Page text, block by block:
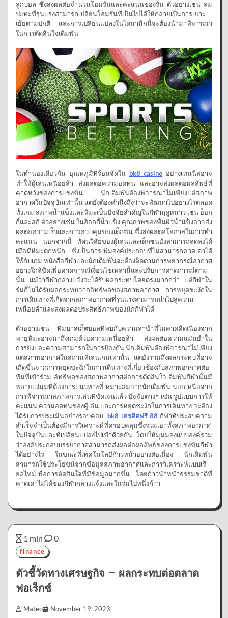
ลูกบอล ซึ่งส่งผลต่อจำนวนโฮมรันและคะแนนของรัน ตัวอย่างเช่น ลม
ปะทะที่รุนแรงสามารถเปลี่ยนโฮมรันที่เป็นไปได้ให้กลายเป็นการเยาะ
เย้ยตามปกติ และการเปลี่ยนแปลงในไดนามิกนี้จะต้องนำมาพิจารณา
ในการตัดสินใจเดิมพัน
ในทำนองเดียวกัน อุณหภูมิที่ร้อนจัดใน bk8 casino อย่างเทนนิสอาจ
ทำให้ผู้เล่นเหนื่อยล้า ส่งผลต่อความอดทน และอาจส่งผลต่อผลลัพธ์ที่
คาดหวังของการแข่งขัน นักเดิมพันต้องพิจารณาไม่เพียงแต่สภาพ
อากาศในปัจจุบันเท่านั้น แต่ยังต้องคำนึงถึงว่าจะพัฒนาไปอย่างไรตลอด
ทั้งเกม สภาพน้ำแข็งและหิมะเป็นปัจจัยสำคัญในกีฬาฤดูหนาว เช่น ฮ็อก
กี้และสกี ตัวอย่างเช่น ในฮ็อกกี้น้ำแข็ง คุณภาพของพื้นผิวน้ำแข็งอาจส่ง
ผลต่อความเร็วและการควบคุมของเด็กซน ซึ่งส่งผลต่อโอกาสในการทำ
คะแนน นอกจากนี้ ทัศนวิสัยของผู้เล่นและเด็กซนยังสามารถลดลงได้
เมื่อมีหิมะตกหนัก ซึ่งเป็นการเพิ่มองค์ประกอบที่ไม่สามารถคาดเดาได้
ให้กับเกม หนังสือกีฬาและนักเดิมพันจะต้องติดตามการพยากรณ์อากาศ
อย่างใกล้ชิดเพื่อคาดการณ์เงื่อนไขเหล่านี้และปรับการคาดการณ์ตาม
นั้น แม้ว่ากีฬากลางแจ้งจะได้รับผลกระทบโดยตรงมากกว่า แต่กีฬาใน
ร่มก็ไม่ได้รับผลกระทบจากอิทธิพลของสภาพอากาศ การหยุดชะงักใน
การเดินทางที่เกิดจากสภาพอากาศที่รุนแรงสามารถนำไปสู่ความ
เหนื่อยล้าและส่งผลต่อประสิทธิภาพของนักกีฬาได้
ตัวอย่างเช่น ทีมบาสเก็ตบอลที่พบกับความล่าช้าที่ไม่คาดคิดเนื่องจาก
พายุหิมะอาจมาถึงเกมด้วยความเหนื่อยล้า ส่งผลต่อความแม่นยำใน
การยิงและความสามารถในการป้องกัน นักเดิมพันต้องพิจารณาไม่เพียง
แต่สภาพอากาศในสถานที่เล่นเกมเท่านั้น แต่ยังรวมถึงผลกระทบที่อาจ
เกิดขึ้นจากการหยุดชะงักในการเดินทางที่เกี่ยวข้องกับสภาพอากาศต่อ
ทีมที่เข้าร่วม อิทธิพลของสภาพอากาศต่อการตัดสินใจเดิมพันกีฬานั้นมี
หลายแง่มุมที่ต้องการแนวทางที่เหมาะสมจากนักเดิมพัน นอกเหนือจาก
การพิจารณาสภาพการเล่นที่ชัดเจนแล้ว ปัจจัยต่างๆ เช่น รูปแบบการให้
คะแนน ความอดทนของผู้เล่น และการหยุดชะงักในการเดินทาง จะต้อง
ได้รับการประเมินอย่างรอบคอบbk8 เครดิตฟรี 88 กีฬาที่ประสบความ
สำเร็จจำเป็นต้องมีการวิเคราะห์ที่ครอบคลุมซึ่งรวมเอาทั้งสภาพอากาศ
ในปัจจุบันและที่เปลี่ยนแปลงไปเข้าด้วยกัน โดยให้มุมมองแบบองค์รวม
ว่าองค์ประกอบบรรยากาศสามารถส่งผลต่อผลลัพธ์ของการแข่งขันกีฬา
ได้อย่างไร ในขณะที่เทคโนโลยีก้าวหน้าอย่างต่อเนื่อง นักเดิมพัน
สามารถใช้ประโยชน์จากข้อมูลสภาพอากาศและการวิเคราะห์แบบเรี
ยลไทม์เพื่อการตัดสินใจที่มีข้อมูลมากขึ้น โดยก้าวนำหน้าธรรมชาติที่
คาดเดาไม่ได้ของกีฬากลางแจ้งและในร่มไปหนึ่งก้าว
1 min 0
finance
ตัวชี้วัดทางเศรษฐกิจ – ผลกระทบต่อตลาด
ฟอเร็กซ์
Mateo November 19, 2023